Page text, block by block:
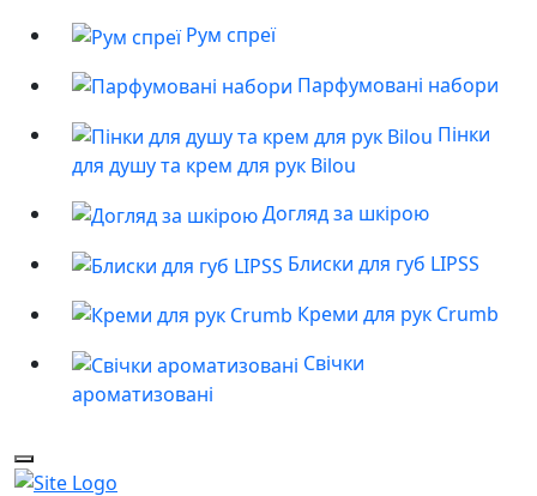
Рум спреї
Парфумовані набори
Пінки
для душу та крем для рук Bilou
Догляд за шкірою
Блиски для губ LIPSS
Креми для рук Crumb
Свічки
ароматизовані